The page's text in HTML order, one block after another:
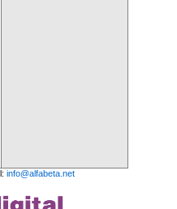
info@alfabeta.net